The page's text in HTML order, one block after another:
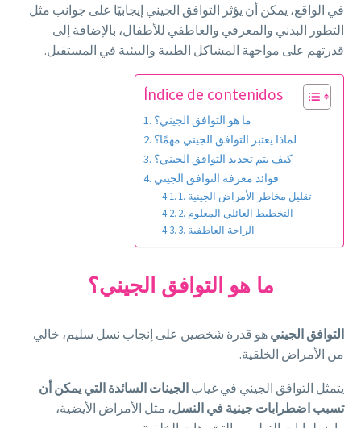
في الواقع، يمكن أن يؤثر التوافق الجيني إيجابيًا على جوانب مثل
التطور البدني والمعرفي والعاطفي للأطفال، بالإضافة إلى
قدرتهم على مواجهة المشاكل الطبية والبيئية في المستقبل.
Índice de contenidos
ما هو التوافق الجيني؟
لماذا يعتبر التوافق الجيني مهمًا؟
كيف يتم تحديد التوافق الجيني؟
فوائد معرفة التوافق الجيني
1. تقليل مخاطر الأمراض الجينية
2. التخطيط العائلي المعلوم
3. الراحة العاطفية
ما هو التوافق الجيني؟
التوافق الجيني هو قدرة شخصين على إنجاب نسل سليم، خالي
من الأمراض الخلقية.
يتمثل التوافق الجيني في غياب الجينات السائدة التي يمكن أن
تسبب اضطرابات جينية في النسل، مثل الأمراض الأيضية،